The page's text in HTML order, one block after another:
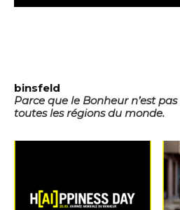
binsfeld
Parce que le Bonheur n’est
toutes les régions du monde.